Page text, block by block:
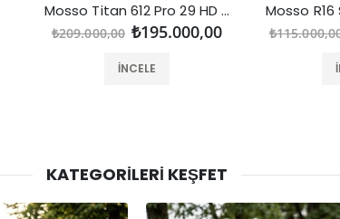
Mosso Titan 612 Pro 29 HD (CARBON)
₺209.000,00 ₺195.000,00
İNCELE
Mosso R16
KATEGORILERI KEŞFET